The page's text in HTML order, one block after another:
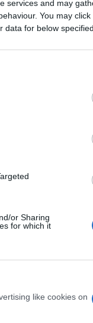
services and may
You may
data for below
or Sharing
for which it
like cookies on